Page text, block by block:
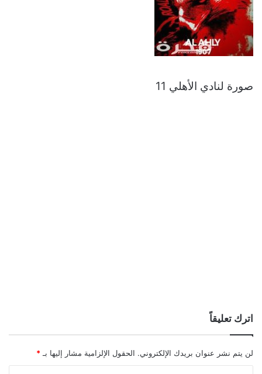
صورة لنادي الأهلي 11
اترك تعليقاً
لن يتم نشر عنوان بريدك الإلكتروني. الحقول الإلزامية مشار إليها بـ *